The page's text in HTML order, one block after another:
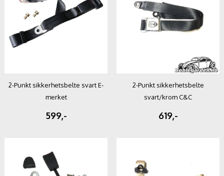
2-Punkt sikkerhetsbelte svart E-
merket
599,-
2-Punkt sikkerhetsbelte
svart/krom C&C
619,-